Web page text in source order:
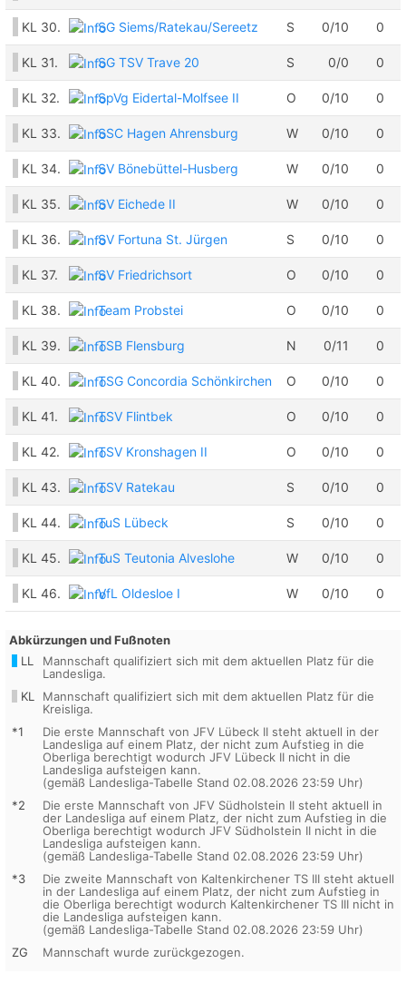
KL 30. SG Siems/​Ratekau/​Sereetz S 0/10 0
KL 31. SG TSV Trave 20 S 0/0 0
KL 32. SpVg Eidertal-Molfsee II O 0/10 0
KL 33. SSC Hagen Ahrensburg W 0/10 0
KL 34. SV Bönebüttel-Husberg W 0/10 0
KL 35. SV Eichede II W 0/10 0
KL 36. SV Fortuna St. Jürgen S 0/10 0
KL 37. SV Friedrichsort O 0/10 0
KL 38. Team Probstei O 0/10 0
KL 39. TSB Flensburg N 0/11 0
KL 40. TSG Concordia Schönkirchen O 0/10 0
KL 41. TSV Flintbek O 0/10 0
KL 42. TSV Kronshagen II O 0/10 0
KL 43. TSV Ratekau S 0/10 0
KL 44. TuS Lübeck S 0/10 0
KL 45. TuS Teutonia Alveslohe W 0/10 0
KL 46. VfL Oldesloe I W 0/10 0
Abkürzungen und Fußnoten
LL
Mannschaft qualifiziert sich mit dem aktuellen Platz für die
Landesliga.
KL
Mannschaft qualifiziert sich mit dem aktuellen Platz für die
Kreisliga.
*1
Die erste Mannschaft von JFV Lübeck II steht aktuell in der
Landesliga auf einem Platz, der nicht zum Aufstieg in die
Oberliga berechtigt wodurch JFV Lübeck II nicht in die
Landesliga aufsteigen kann.
(gemäß Landesliga-Tabelle Stand 02.08.2026 23:59 Uhr)
*2
Die erste Mannschaft von JFV Südholstein II steht aktuell in
der Landesliga auf einem Platz, der nicht zum Aufstieg in die
Oberliga berechtigt wodurch JFV Südholstein II nicht in die
Landesliga aufsteigen kann.
(gemäß Landesliga-Tabelle Stand 02.08.2026 23:59 Uhr)
*3
Die zweite Mannschaft von Kaltenkirchener TS III steht aktuell
in der Landesliga auf einem Platz, der nicht zum Aufstieg in
die Oberliga berechtigt wodurch Kaltenkirchener TS III nicht in
die Landesliga aufsteigen kann.
(gemäß Landesliga-Tabelle Stand 02.08.2026 23:59 Uhr)
ZG
Mannschaft wurde zurückgezogen.